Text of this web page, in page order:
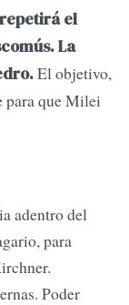
el
La
El objetivo,
para que Milei
adentro del
para
Poder